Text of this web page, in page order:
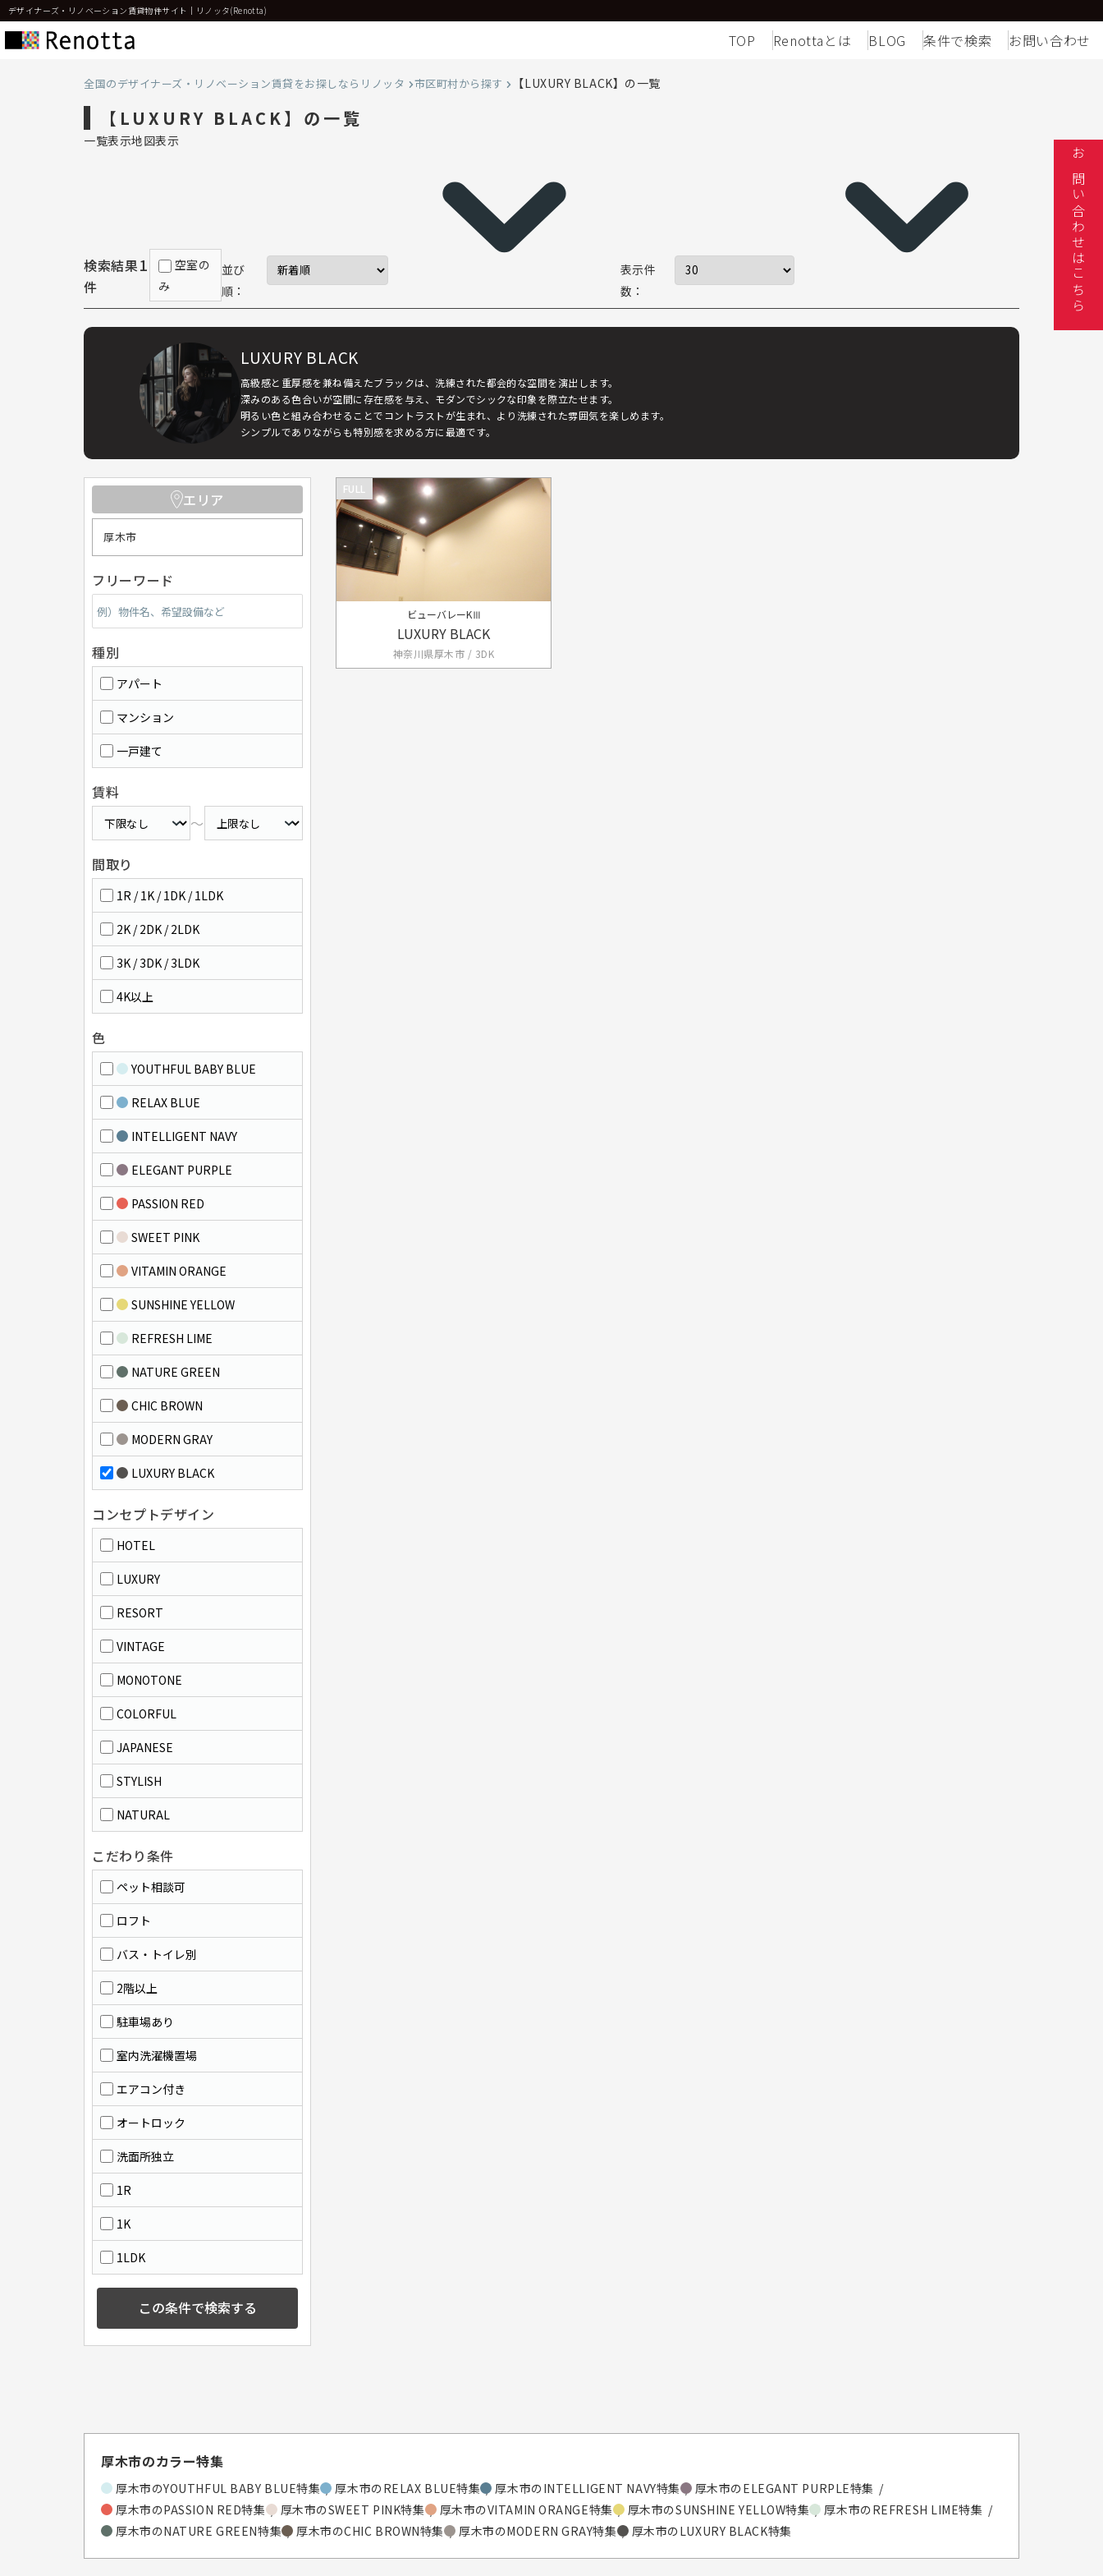
デザイナーズ・リノベーション賃貸物件サイト｜リノッタ(Renotta)
TOP Renottaとは BLOG 条件で検索 お問い合わせ
全国のデザイナーズ・リノベーション賃貸をお探しならリノッタ 市区町村から探す 【LUXURY BLACK】の一覧
【LUXURY BLACK】の一覧
一覧表示地図表示
検索結果1
件
空室の
み
並び
順：
表示件
数：
LUXURY BLACK
高級感と重厚感を兼ね備えたブラックは、洗練された都会的な空間を演出します。
深みのある色合いが空間に存在感を与え、モダンでシックな印象を際立たせます。
明るい色と組み合わせることでコントラストが生まれ、より洗練された雰囲気を楽しめます。
シンプルでありながらも特別感を求める方に最適です。
FULL
ビューバレーKⅢ
LUXURY BLACK
神奈川県厚木市 / 3DK
エリア
厚木市
フリーワード
種別
アパート
マンション
一戸建て
賃料
～
間取り
1R / 1K / 1DK / 1LDK
2K / 2DK / 2LDK
3K / 3DK / 3LDK
4K以上
色
YOUTHFUL BABY BLUE
RELAX BLUE
INTELLIGENT NAVY
ELEGANT PURPLE
PASSION RED
SWEET PINK
VITAMIN ORANGE
SUNSHINE YELLOW
REFRESH LIME
NATURE GREEN
CHIC BROWN
MODERN GRAY
LUXURY BLACK
コンセプトデザイン
HOTEL
LUXURY
RESORT
VINTAGE
MONOTONE
COLORFUL
JAPANESE
STYLISH
NATURAL
こだわり条件
ペット相談可
ロフト
バス・トイレ別
2階以上
駐車場あり
室内洗濯機置場
エアコン付き
オートロック
洗面所独立
1R
1K
1LDK
この条件で検索する
厚木市のカラー特集
厚木市のYOUTHFUL BABY BLUE特集 厚木市のRELAX BLUE特集 厚木市のINTELLIGENT NAVY特集
厚木市のELEGANT PURPLE特集
厚木市のPASSION RED特集
厚木市のSWEET PINK特集 厚木市のVITAMIN ORANGE特集 厚木市のSUNSHINE YELLOW特集
厚木市のREFRESH LIME特集
厚木市のNATURE GREEN特集
厚木市のCHIC BROWN特集 厚木市のMODERN GRAY特集 厚木市のLUXURY BLACK特集
お問い合わせはこちら